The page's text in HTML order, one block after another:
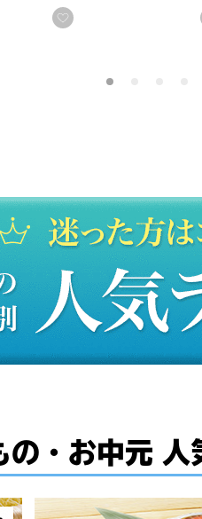
登録する お気に入りに登録す
の・お中元 人